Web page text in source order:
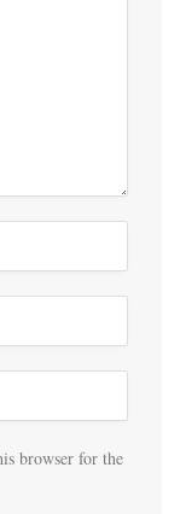
browser for the